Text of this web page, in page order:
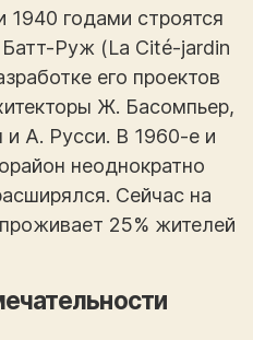
годами строятся
Руж (La Cité-jardin
его проектов
Ж. Басомпьер,
А. Русси. В 1960-е и
неоднократно
Сейчас на
25% жителей